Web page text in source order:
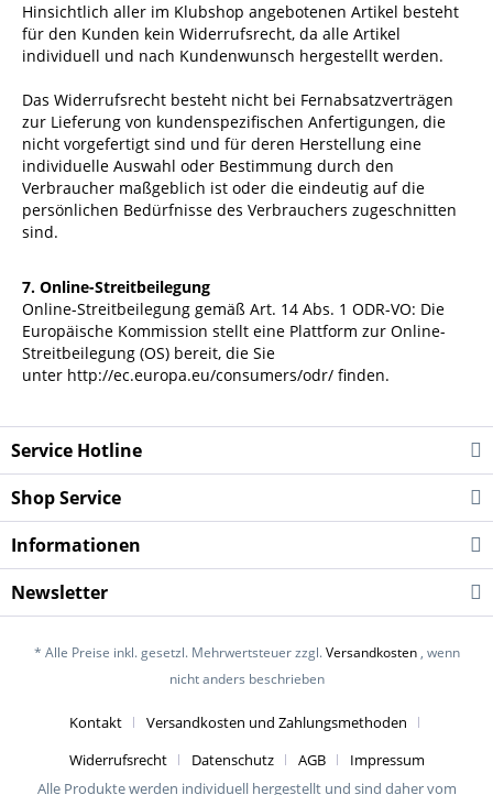
Hinsichtlich aller im Klubshop angebotenen Artikel besteht
für den Kunden kein Widerrufsrecht, da alle Artikel
individuell und nach Kundenwunsch hergestellt werden.
Das Widerrufsrecht besteht nicht bei Fernabsatzverträgen
zur Lieferung von kundenspezifischen Anfertigungen, die
nicht vorgefertigt sind und für deren Herstellung eine
individuelle Auswahl oder Bestimmung durch den
Verbraucher maßgeblich ist oder die eindeutig auf die
persönlichen Bedürfnisse des Verbrauchers zugeschnitten
sind.
7. Online-Streitbeilegung
Online-Streitbeilegung gemäß Art. 14 Abs. 1 ODR-VO: Die
Europäische Kommission stellt eine Plattform zur Online-
Streitbeilegung (OS) bereit, die Sie
unter http://ec.europa.eu/consumers/odr/ finden.
Service Hotline
Shop Service
Informationen
Newsletter
* Alle Preise inkl. gesetzl. Mehrwertsteuer zzgl.Versandkosten, wenn
nicht anders beschrieben
Kontakt
Versandkosten und Zahlungsmethoden
Widerrufsrecht
Datenschutz AGB
Impressum
Alle Produkte werden individuell hergestellt und sind daher vom